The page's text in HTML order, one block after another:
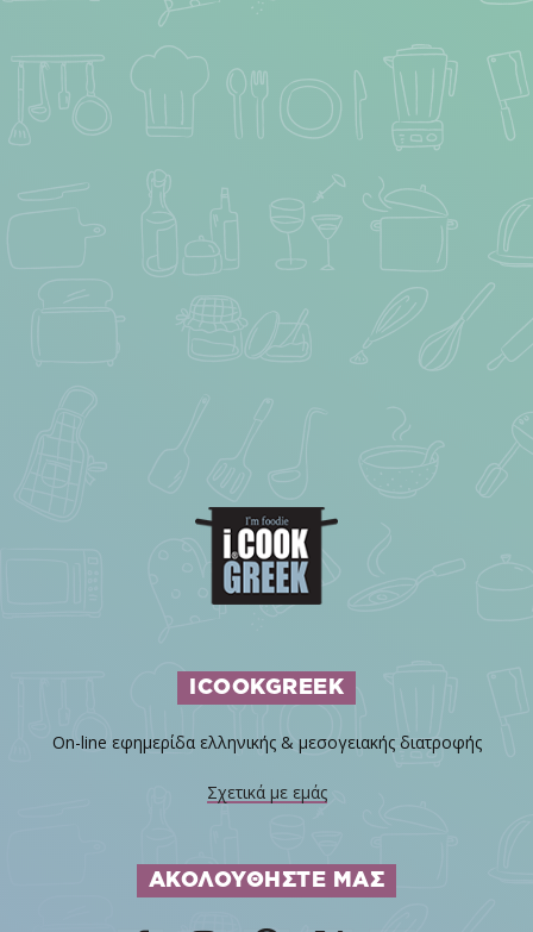
ICOOKGREEK
On-line εφημερίδα ελληνικής & μεσογειακής διατροφής
Σχετικά με εμάς
ΑΚΟΛΟΥΘΗΣΤΕ ΜΑΣ